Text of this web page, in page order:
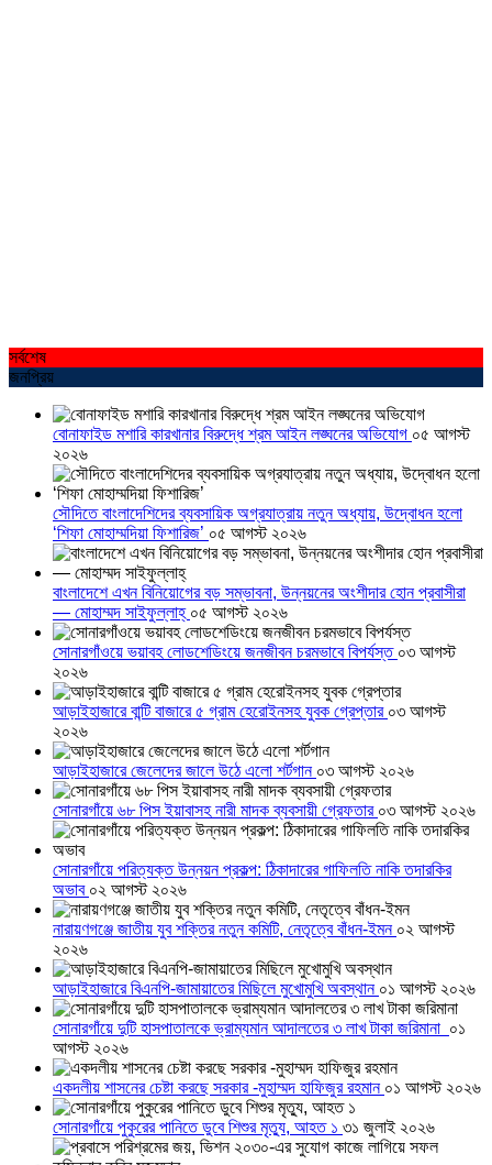
সর্বশেষ
জনপ্রিয়
বোনাফাইড মশারি কারখানার বিরুদ্ধে শ্রম আইন লঙ্ঘনের অভিযোগ ০৫ আগস্ট
২০২৬
সৌদিতে বাংলাদেশিদের ব্যবসায়িক অগ্রযাত্রায় নতুন অধ্যায়, উদ্বোধন হলো
‘শিফা মোহাম্মদিয়া ফিশারিজ’ ০৫ আগস্ট ২০২৬
বাংলাদেশে এখন বিনিয়োগের বড় সম্ভাবনা, উন্নয়নের অংশীদার হোন প্রবাসীরা
— মোহাম্মদ সাইফুল্লাহ্ ০৫ আগস্ট ২০২৬
সোনারগাঁওয়ে ভয়াবহ লোডশেডিংয়ে জনজীবন চরমভাবে বিপর্যস্ত ০৩ আগস্ট
২০২৬
আড়াইহাজারে বান্টি বাজারে ৫ গ্রাম হেরোইনসহ যুবক গ্রেপ্তার ০৩ আগস্ট
২০২৬
আড়াইহাজারে জেলেদের জালে উঠে এলো শর্টগান ০৩ আগস্ট ২০২৬
সোনারগাঁয়ে ৬৮ পিস ইয়াবাসহ নারী মাদক ব্যবসায়ী গ্রেফতার ০৩ আগস্ট ২০২৬
সোনারগাঁয়ে পরিত্যক্ত উন্নয়ন প্রকল্প: ঠিকাদারের গাফিলতি নাকি তদারকির
অভাব ০২ আগস্ট ২০২৬
নারায়ণগঞ্জে জাতীয় যুব শক্তির নতুন কমিটি, নেতৃত্বে বাঁধন-ইমন ০২ আগস্ট
২০২৬
আড়াইহাজারে বিএনপি-জামায়াতের মিছিলে মুখোমুখি অবস্থান ০১ আগস্ট ২০২৬
সোনারগাঁয়ে দুটি হাসপাতালকে ভ্রাম্যমান আদালতের ৩ লাখ টাকা জরিমানা ০১
আগস্ট ২০২৬
একদলীয় শাসনের চেষ্টা করছে সরকার -মুহাম্মদ হাফিজুর রহমান ০১ আগস্ট ২০২৬
সোনারগাঁয়ে পুকুরের পানিতে ডুবে শিশুর মৃত্যু, আহত ১ ৩১ জুলাই ২০২৬